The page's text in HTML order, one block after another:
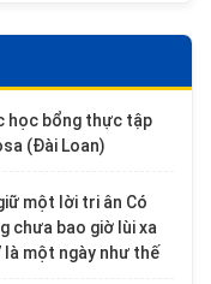
học bổng thực tập
(Đài Loan)
một lời tri ân Có
chưa bao giờ lùi xa
một ngày như thế